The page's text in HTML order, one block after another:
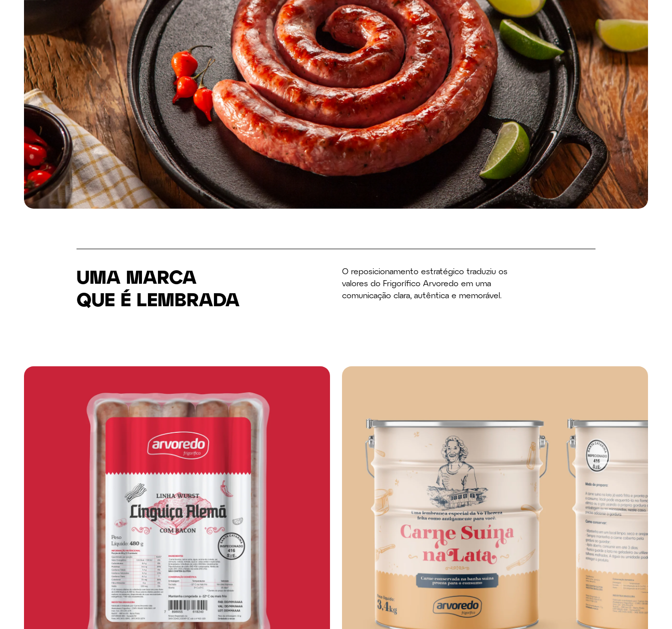
UMA MARCA
QUE É LEMBRADA
O reposicionamento estratégico traduziu os
valores do Frigorífico Arvoredo em uma
comunicação clara, autêntica e memorável.